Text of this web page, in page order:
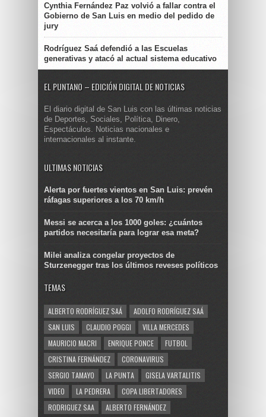
Cynthia Fernández Paz volvió a fallar contra el
Gobierno de San Luis en medio del pedido de
jury
Rodríguez Saá defendió a las Escuelas
generativas y atacó al actual sistema educativo
EL PUNTANO – EDICIÓN DIGITAL DE NOTICIAS
El diario digital de San Luis con las últimas noticias
de Deportes, Sociales, Política, Dinero,
Espectáculos. Noticias nacionales e
internacionales al instante.
ULTIMAS NOTICIAS
Alerta por fuertes vientos en San Luis: prevén
ráfagas superiores a los 70 km/h
Messi se acerca a los 1000 goles: ¿cuántos
partidos necesitaría para lograr esa meta?
Milei analiza congelar proyectos de
Sturzenegger tras los últimos reveses políticos
TEMAS
ALBERTO RODRÍGUEZ SAÁ
ADOLFO RODRÍGUEZ SAÁ
SAN LUIS
CLAUDIO POGGI
VILLA MERCEDES
MAURICIO MACRI
ENRIQUE PONCE
FUTBOL
CRISTINA FERNÁNDEZ
CORONAVIRUS
SERGIO TAMAYO
LA PUNTA
GISELA VARTALITIS
VIDEO
LA PEDRERA
COPA LIBERTADORES
RODRIGUEZ SAA
ALBERTO FERNÁNDEZ